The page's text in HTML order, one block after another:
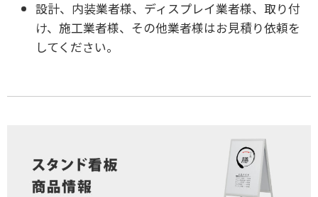
設計、内装業者様、ディスプレイ業者様、取り付
け、施工業者様、その他業者様はお見積り依頼を
してください。